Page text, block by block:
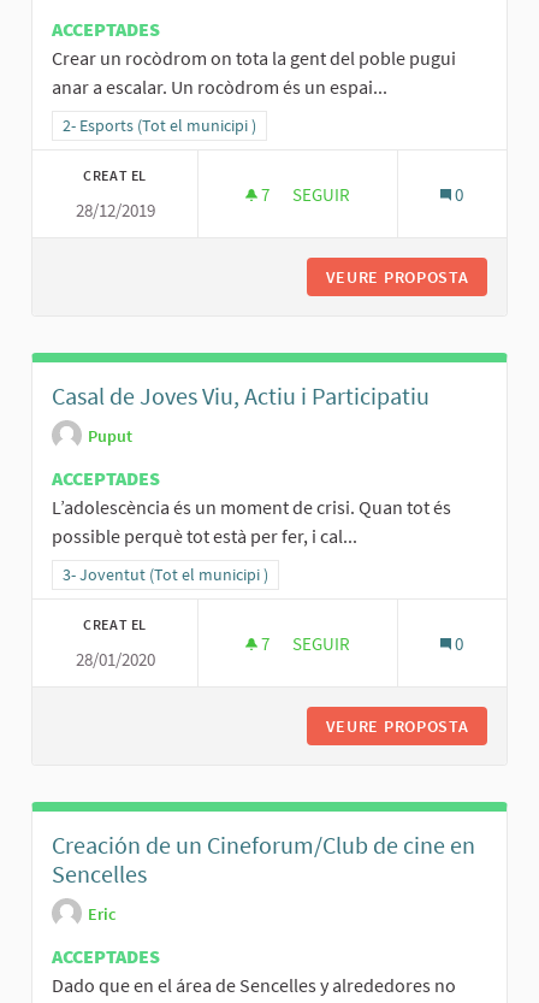
ACCEPTADES
Crear un rocòdrom on tota la gent del poble pugui
anar a escalar. Un rocòdrom és un espai...
Resultats al filtrar per la categoria: 2- Esports (Tot el municipi )
2- Esports (Tot el municipi )
CREAT EL
28/12/2019
7 7 SEGUIDORES
SEGUIR 0
VEURE PROPOSTA
Casal de Joves Viu, Actiu i Participatiu
Puput
ACCEPTADES
L’adolescència és un moment de crisi. Quan tot és
possible perquè tot està per fer, i cal...
Resultats al filtrar per la categoria: 3- Joventut (Tot el municipi )
3- Joventut (Tot el municipi )
CREAT EL
28/01/2020
7 7 SEGUIDORES
SEGUIR 0
VEURE PROPOSTA
Creación de un Cineforum/Club de cine en
Sencelles
Eric
ACCEPTADES
Dado que en el área de Sencelles y alrededores no